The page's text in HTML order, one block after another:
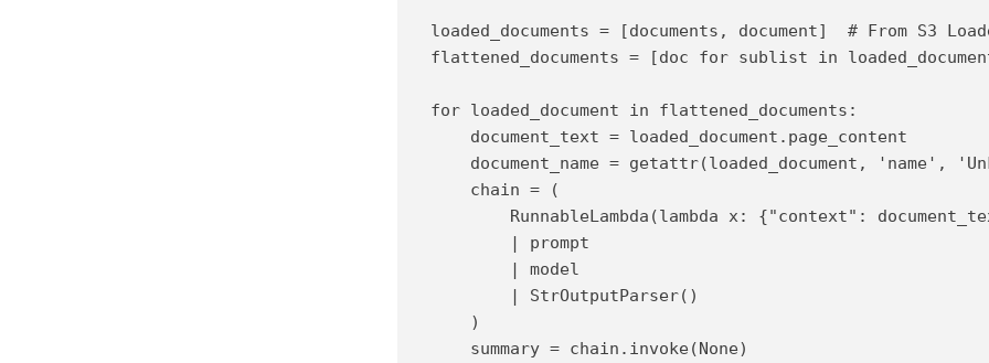
loaded_documents = [documents, document]  # From S3
flattened_documents = [doc for sublist in
for loaded_document in flattened_documents:
    document_text = loaded_document.page_content
document_name = getattr(loaded_document, 'name',
    chain = (
RunnableLambda(lambda x: {"context":
        | prompt
        | model
        | StrOutputParser()
    )
    summary = chain.invoke(None)